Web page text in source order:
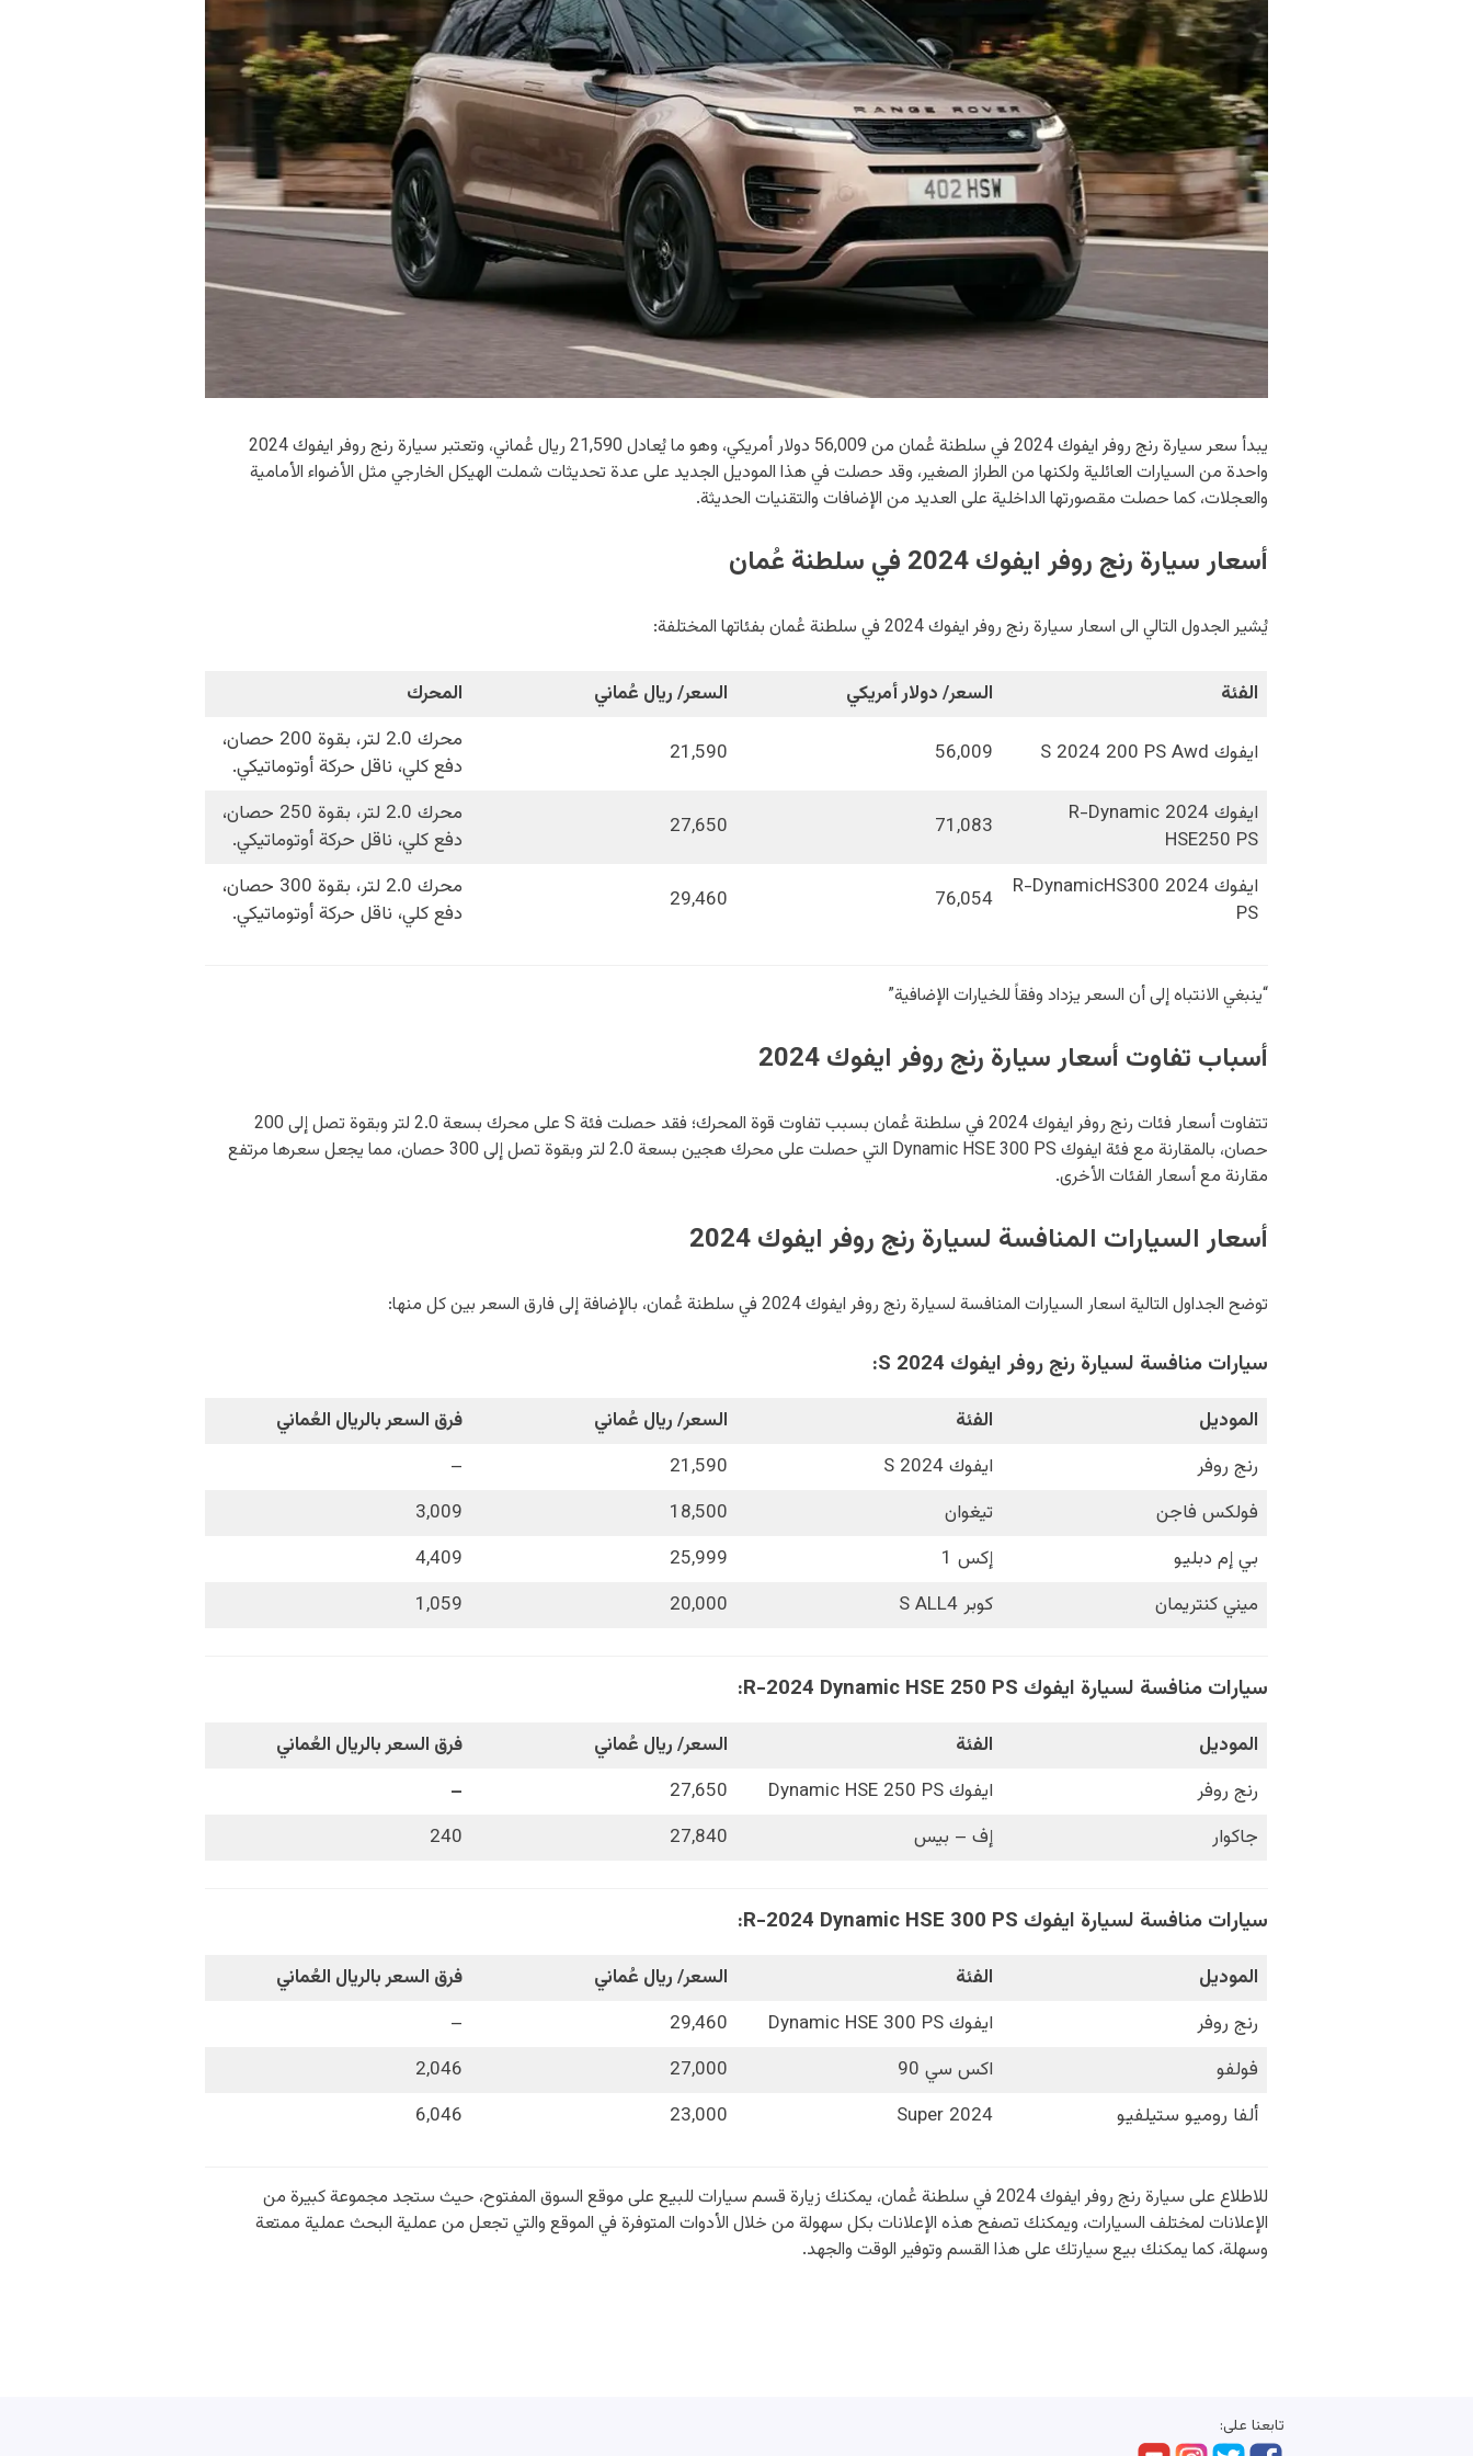
يبدأ سعر سيارة رنج روفر ايفوك 2024 في سلطنة عُمان من 56,009 دولار أمريكي، وهو ما يُعادل 21,590 ريال عُماني، وتعتبر سيارة رنج روفر ايفوك 2024
واحدة من السيارات العائلية ولكنها من الطراز الصغير، وقد حصلت في هذا الموديل الجديد على عدة تحديثات شملت الهيكل الخارجي مثل الأضواء الأمامية
والعجلات، كما حصلت مقصورتها الداخلية على العديد من الإضافات والتقنيات الحديثة.
أسعار سيارة رنج روفر ايفوك 2024 في سلطنة عُمان
يُشير الجدول التالي الى اسعار سيارة رنج روفر ايفوك 2024 في سلطنة عُمان بفئاتها المختلفة:
الفئة السعر/ دولار أمريكي السعر/ ريال عُماني المحرك
ايفوك S 2024 200 PS Awd 56,009
21,590
محرك 2.0 لتر، بقوة 200 حصان،
دفع كلي، ناقل حركة أوتوماتيكي.
ايفوك 2024 R-Dynamic
HSE250 PS
71,083
27,650
محرك 2.0 لتر، بقوة 250 حصان،
دفع كلي، ناقل حركة أوتوماتيكي.
ايفوك 2024 R-DynamicHS300
PS
76,054
29,460
محرك 2.0 لتر، بقوة 300 حصان،
دفع كلي، ناقل حركة أوتوماتيكي.
“ينبغي الانتباه إلى أن السعر يزداد وفقاً للخيارات الإضافية”
أسباب تفاوت أسعار سيارة رنج روفر ايفوك 2024
تتفاوت أسعار فئات رنج روفر ايفوك 2024 في سلطنة عُمان بسبب تفاوت قوة المحرك؛ فقد حصلت فئة S على محرك بسعة 2.0 لتر وبقوة تصل إلى 200
حصان، بالمقارنة مع فئة ايفوك Dynamic HSE 300 PS التي حصلت على محرك هجين بسعة 2.0 لتر وبقوة تصل إلى 300 حصان، مما يجعل سعرها مرتفع
مقارنة مع أسعار الفئات الأخرى.
أسعار السيارات المنافسة لسيارة رنج روفر ايفوك 2024
توضح الجداول التالية اسعار السيارات المنافسة لسيارة رنج روفر ايفوك 2024 في سلطنة عُمان، بالإضافة إلى فارق السعر بين كل منها:
سيارات منافسة لسيارة رنج روفر ايفوك 2024 S:
الموديل الفئة السعر/ ريال عُماني
فرق السعر بالريال العُماني
رنج روفر
ايفوك 2024 S 21,590
–
فولكس فاجن
تيغوان 18,500
3,009
بي إم دبليو
إكس 1 25,999
4,409
ميني كنتريمان
كوبر S ALL4 20,000
1,059
سيارات منافسة لسيارة ايفوك R-2024 Dynamic HSE 250 PS:
الموديل الفئة السعر/ ريال عُماني
فرق السعر بالريال العُماني
رنج روفر
ايفوك Dynamic HSE 250 PS 27,650
–
جاكوار
إف – بيس 27,840
240
سيارات منافسة لسيارة ايفوك R-2024 Dynamic HSE 300 PS:
الموديل الفئة السعر/ ريال عُماني
فرق السعر بالريال العُماني
رنج روفر
ايفوك Dynamic HSE 300 PS 29,460
–
فولفو
اكس سي 90 27,000
2,046
ألفا روميو ستيلفيو
Super 2024
23,000
6,046
للاطلاع على سيارة رنج روفر ايفوك 2024 في سلطنة عُمان، يمكنك زيارة قسم سيارات للبيع على موقع السوق المفتوح، حيث ستجد مجموعة كبيرة من
الإعلانات لمختلف السيارات، ويمكنك تصفح هذه الإعلانات بكل سهولة من خلال الأدوات المتوفرة في الموقع والتي تجعل من عملية البحث عملية ممتعة
وسهلة، كما يمكنك بيع سيارتك على هذا القسم وتوفير الوقت والجهد.
تابعنا على: